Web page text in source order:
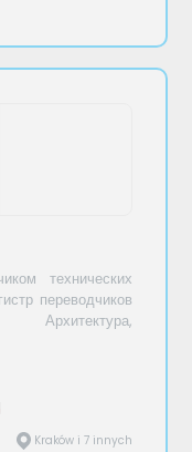
технических
переводчиков
Kraków i 7 innych